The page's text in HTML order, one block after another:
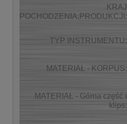
KRAJ
POCHODZENIA,PRODUKCJI:
TYP INSTRUMENTU:
MATERIAŁ - KORPUS:
MATERIAŁ - Górna część i
klips: